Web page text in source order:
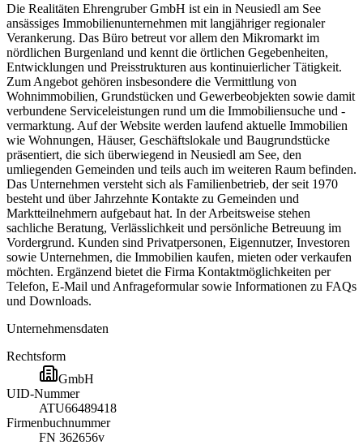
Die Realitäten Ehrengruber GmbH ist ein in Neusiedl am See
ansässiges Immobilienunternehmen mit langjähriger regionaler
Verankerung. Das Büro betreut vor allem den Mikromarkt im
nördlichen Burgenland und kennt die örtlichen Gegebenheiten,
Entwicklungen und Preisstrukturen aus kontinuierlicher Tätigkeit.
Zum Angebot gehören insbesondere die Vermittlung von
Wohnimmobilien, Grundstücken und Gewerbeobjekten sowie damit
verbundene Serviceleistungen rund um die Immobiliensuche und -
vermarktung. Auf der Website werden laufend aktuelle Immobilien
wie Wohnungen, Häuser, Geschäftslokale und Baugrundstücke
präsentiert, die sich überwiegend in Neusiedl am See, den
umliegenden Gemeinden und teils auch im weiteren Raum befinden.
Das Unternehmen versteht sich als Familienbetrieb, der seit 1970
besteht und über Jahrzehnte Kontakte zu Gemeinden und
Marktteilnehmern aufgebaut hat. In der Arbeitsweise stehen
sachliche Beratung, Verlässlichkeit und persönliche Betreuung im
Vordergrund. Kunden sind Privatpersonen, Eigennutzer, Investoren
sowie Unternehmen, die Immobilien kaufen, mieten oder verkaufen
möchten. Ergänzend bietet die Firma Kontaktmöglichkeiten per
Telefon, E-Mail und Anfrageformular sowie Informationen zu FAQs
und Downloads.
Unternehmensdaten
Rechtsform
GmbH
UID-Nummer
ATU66489418
Firmenbuchnummer
FN 362656v